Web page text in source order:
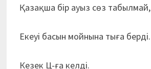
Қазақша бір ауыз сөз табылмай,
Екеуі басын мойнына тыға берді.
Кезек Ц-ға келді.